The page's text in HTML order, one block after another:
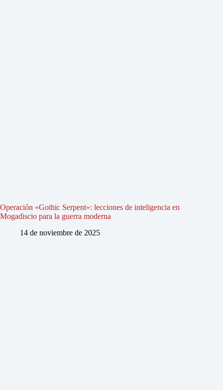
Operación «Gothic Serpent»: lecciones de inteligencia en
Mogadiscio para la guerra moderna
14 de noviembre de 2025